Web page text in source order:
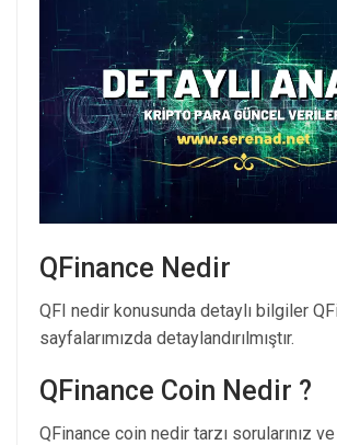
QFinance Nedir
QFI nedir konusunda detaylı bilgiler
sayfalarımızda detaylandırılmıştır.
QFinance Coin Nedir ?
QFinance coin nedir tarzı sorularınız ve